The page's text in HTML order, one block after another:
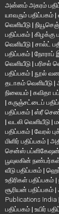
அன்னம் அகரம்
யாவரும் பதிப்பகம் |
வெளியீடு |
பதிப்பகம் | கிழக்கு
வெளியீடு | சால்ட்
பதிப்பகம் | நோராப்
வெளியீடு | பரிசல்
பதிப்பகம் | நூல்
தடாகம் வெளியீடு |
நிலையம் | கவிதா
| கருஞ்சட்டைப்
பதிப்பகம் | ஸ்ரீ
| வடலி வெளியீடு |
பதிப்பகம் | வேரல்
மிளிர் பதிப்பகம் |
சென்ஸ்
பூவுலகின்
வீடு பதிப்பகம் |
உதிரிகள் பதிப்பகம் |
சூரியன் பதிப்பகம் |
Publications India |
பதிப்பகம் | உயிர்